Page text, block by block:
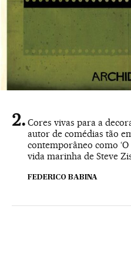
Cores vivas para a
autor de comédias tão
contemporâneo como ‘O
vida marinha de Steve
FEDERICO BABINA